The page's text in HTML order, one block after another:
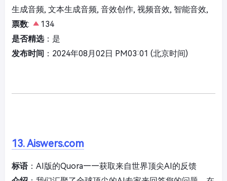
生成音频, 文本生成音频, 音效创作, 视频音效, 智能音效,
票数:
134
是否精选：是
发布时间 ：2024年08月02日 PM03:01 (北京时间)
13. Aiswers.com
标语：AI版的Quora——获取来自世界顶尖AI的反馈